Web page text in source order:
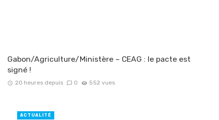
Gabon/Agriculture/Ministère – CEAG : le pacte est
signé !
20 heures depuis 0 552 vues
ACTUALITÉ